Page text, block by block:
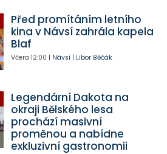
Před promítáním letního
kina v Návsí zahrála kapela
Blaf
Včera 12:00 | Návsí| Libor Běčák
Legendární Dakota na
okraji Bělského lesa
prochází masivní
proměnou a nabídne
exkluzivní gastronomii